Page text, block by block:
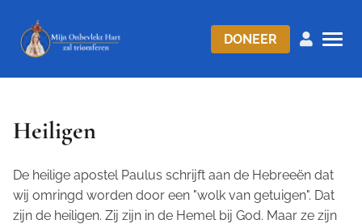
DONEER
Heiligen
De heilige apostel Paulus schrijft aan de Hebreeën dat
wij omringd worden door een "wolk van getuigen". Dat
zijn de heiligen. Zij zijn in de Hemel bij God. Maar ze zijn